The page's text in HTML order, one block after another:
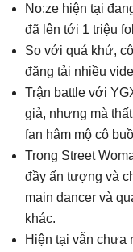
No:ze hiện tại
đã lên tới 1 triệu
So với quá khứ,
đăng tải nhiều
Trận battle với
giả, nhưng mà
fan hâm mộ cô
Trong Street
đầy ấn tượng và
main dancer và
khác.
Hiện tại vẫn chưa